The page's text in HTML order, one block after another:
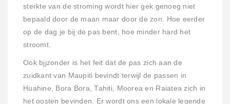
sterkte van de stroming wordt hier gek genoeg niet
bepaald door de maan maar door de zon. Hoe eerder
op de dag je bij de pas bent, hoe minder hard het
stroomt.
Ook bjjzonder is het feit dat de pas zich aan de
zuidkant van Maupiti bevindt terwijl de passen in
Huahine, Bora Bora, Tahiti, Moorea en Raiatea zich in
het oosten bevinden. Er wordt ons een lokale legende